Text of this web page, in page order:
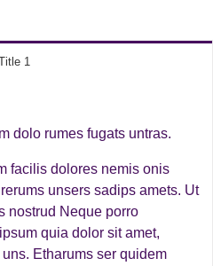
1
dolo rumes fugats untras.
facilis dolores nemis onis
unsers sadips amets. Ut
nostrud Neque porro
quia dolor sit amet,
Etharums ser quidem